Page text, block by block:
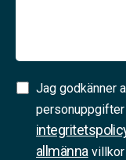
Samtycke
(Required)
Jag godkänner
allmännavillkor